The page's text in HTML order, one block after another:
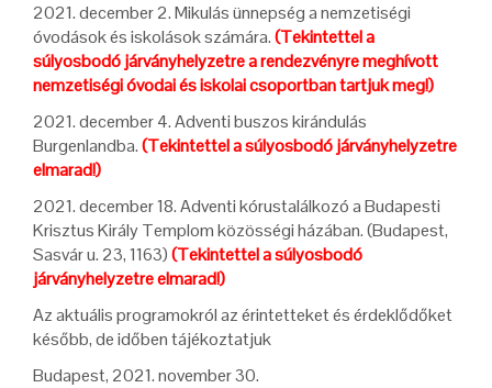
2021. december 2. Mikulás ünnepség a nemzetiségi
óvodások és iskolások számára.(Tekintettel a
súlyosbodó járványhelyzetre a rendezvényre meghívott
nemzetiségi óvodai és iskolai csoportban tartjuk meg!)
2021. december 4. Adventi buszos kirándulás
Burgenlandba.(Tekintettel a súlyosbodó járványhelyzetre
elmarad!)
2021. december 18. Adventi kórustalálkozó a Budapesti
Krisztus Király Templom közösségi házában. (Budapest,
Sasvár u. 23, 1163)(Tekintettel a súlyosbodó
járványhelyzetre elmarad!)
Az aktuális programokról az érintetteket és érdeklődőket
később, de időben tájékoztatjuk
Budapest, 2021. november 30.